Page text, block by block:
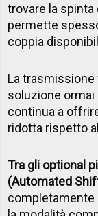
trovare la
permette
coppia
La trasmissione
soluzione
continua a
ridotta rispetto
Tra gli optional
(Automated
completamente